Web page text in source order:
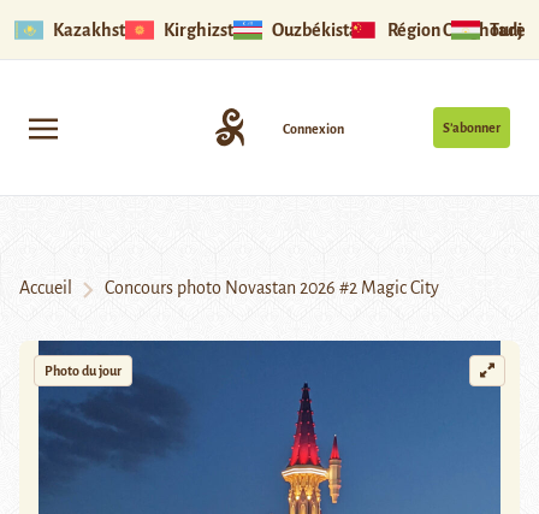
Kazakhstan Kirghizstan Ouzbékistan Région Ouïghoure
S’abonner
Connexion
Accueil Concours photo Novastan 2026 #2 Magic City
Photo du jour